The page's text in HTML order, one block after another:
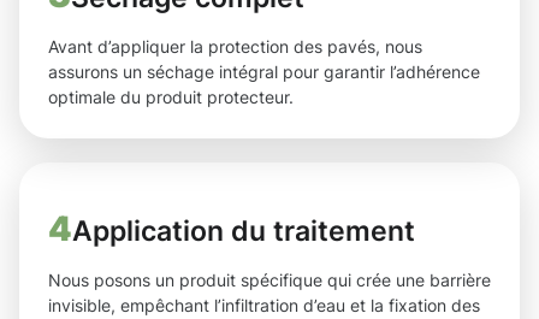
Avant d’appliquer la protection des pavés, nous
assurons un séchage intégral pour garantir l’adhérence
optimale du produit protecteur.
4Application du traitement
Nous posons un produit spécifique qui crée une barrière
invisible, empêchant l’infiltration d’eau et la fixation des